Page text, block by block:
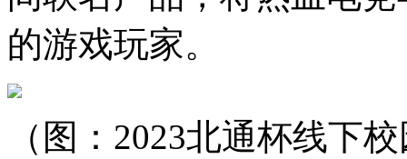
的游戏玩家。
（图：2023北通杯线下